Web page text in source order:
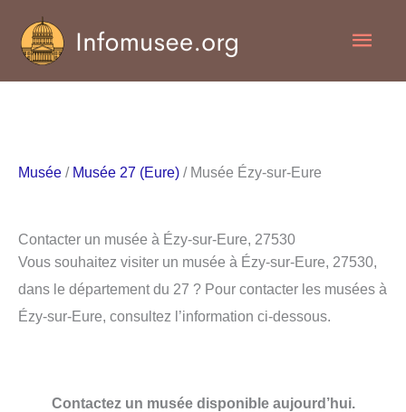
contenu
Musée / Musée 27 (Eure) / Musée Ézy-sur-Eure
Contacter un musée à Ézy-sur-Eure, 27530
Vous souhaitez visiter un musée à Ézy-sur-Eure, 27530,
dans le département du 27 ? Pour contacter les musées à
Ézy-sur-Eure, consultez l’information ci-dessous.
Contactez un musée disponible aujourd’hui.